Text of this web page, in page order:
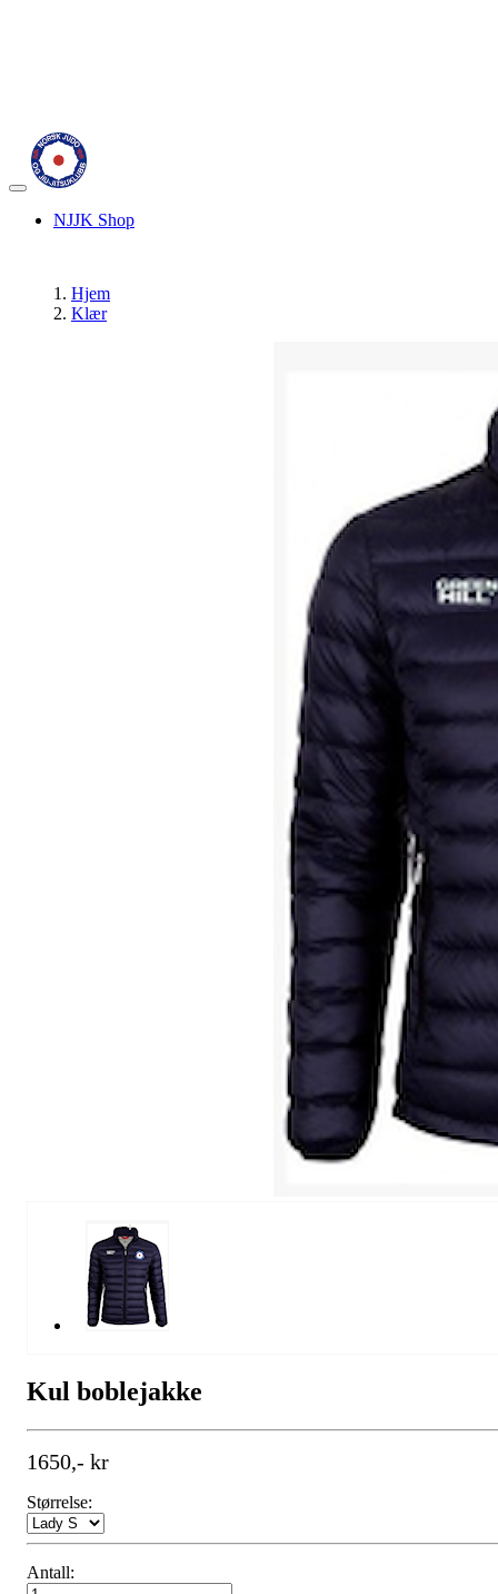
Veksle
navigasjonNJJK Shop
Hjem
Klær
Kul boblejakke
1650,- kr
Størrelse:
Antall: